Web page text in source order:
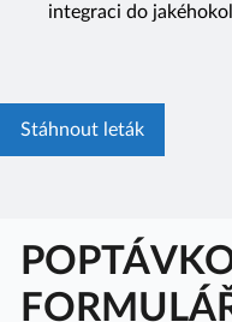
integraci do
Stáhnout leták